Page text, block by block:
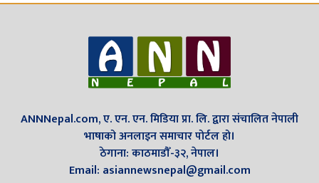
ANNNepal.com, ए. एन. एन. मिडिया प्रा. लि. द्वारा संचालित नेपाली
भाषाको अनलाइन समाचार पोर्टल हो।
ठेगाना: काठमाडौँ-३२, नेपाल।
Email: asiannewsnepal@gmail.com